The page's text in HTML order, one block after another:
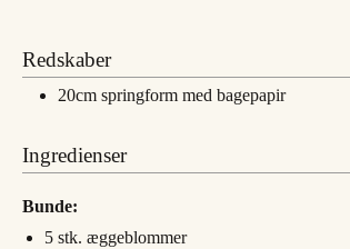
Redskaber
20cm springform med bagepapir
Ingredienser
Bunde:
5 stk. æggeblommer